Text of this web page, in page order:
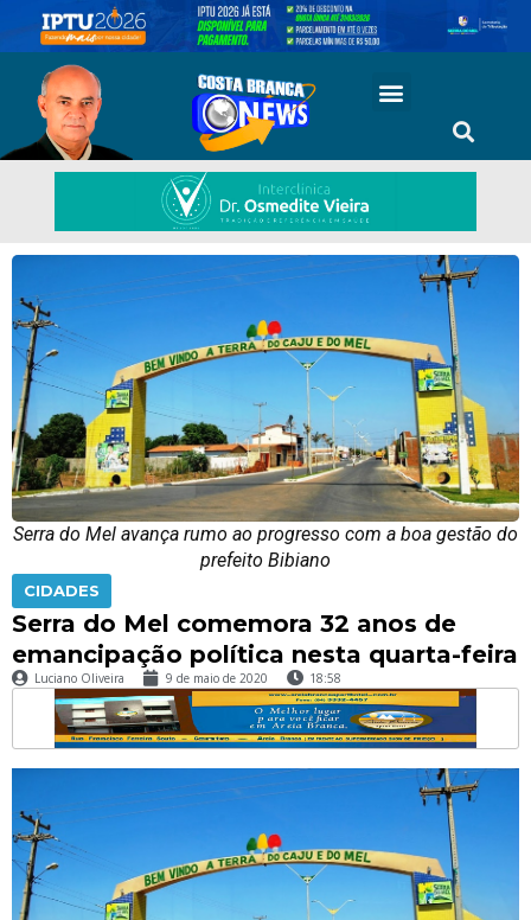
Serra do Mel avança rumo ao progresso com a boa gestão do
prefeito Bibiano
CIDADES
Serra do Mel comemora 32 anos de
emancipação política nesta quarta-feira
Luciano Oliveira 9 de maio de 2020 18:58